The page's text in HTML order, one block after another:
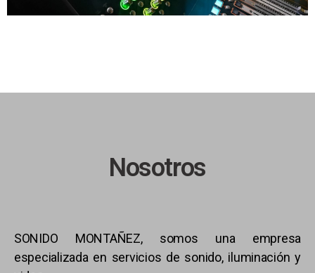
Nosotros
SONIDO MONTAÑEZ, somos una empresa
especializada en servicios de sonido, iluminación y